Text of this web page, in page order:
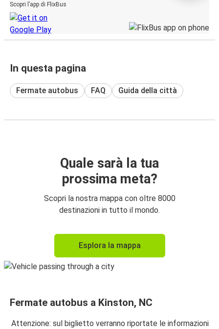
Scopri l’app di FlixBus
In questa pagina
Fermate autobus FAQ Guida della città
Quale sarà la tua
prossima meta?
Scopri la nostra mappa con oltre 8000
destinazioni in tutto il mondo.
Esplora la mappa
Fermate autobus a Kinston, NC
Attenzione: sul biglietto verranno riportate le informazioni